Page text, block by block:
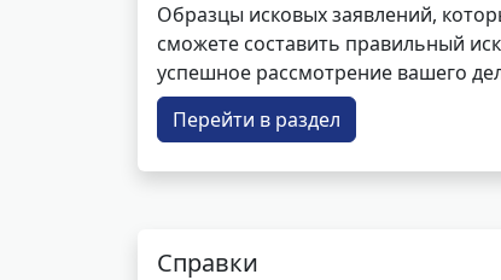
Образцы исковых заявлений,
сможете составить правильный
успешное рассмотрение вашего
Перейти в раздел
Справки